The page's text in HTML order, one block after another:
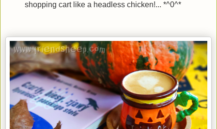
shopping cart like a headless chicken!... *^0^*